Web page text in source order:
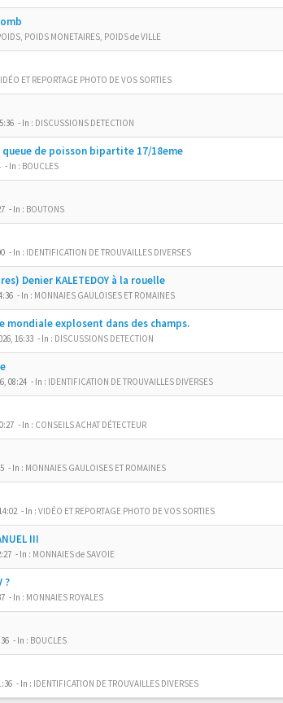
POIDS MONETAIRES, POIDS de VILLE
ET REPORTAGE PHOTO DE VOS SORTIES
- In : DISCUSSIONS DETECTION
queue de poisson bipartite 17/18eme
- In : BOUCLES
- In : BOUTONS
- In : IDENTIFICATION DE TROUVAILLES DIVERSES
Denier KALETEDOY à la rouelle
- In : MONNAIES GAULOISES ET ROMAINES
mondiale explosent dans des champs.
16:33 - In : DISCUSSIONS DETECTION
08:24 - In : IDENTIFICATION DE TROUVAILLES DIVERSES
- In : CONSEILS ACHAT DÉTECTEUR
- In : MONNAIES GAULOISES ET ROMAINES
- In : VIDÉO ET REPORTAGE PHOTO DE VOS SORTIES
III
- In : MONNAIES de SAVOIE
?
- In : MONNAIES ROYALES
- In : BOUCLES
- In : IDENTIFICATION DE TROUVAILLES DIVERSES